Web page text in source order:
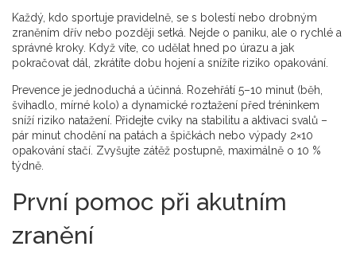
Každý, kdo sportuje pravidelně, se s bolestí nebo drobným
zraněním dřív nebo později setká. Nejde o paniku, ale o rychlé a
správné kroky. Když víte, co udělat hned po úrazu a jak
pokračovat dál, zkrátíte dobu hojení a snížíte riziko opakování.
Prevence je jednoduchá a účinná. Rozehřátí 5–10 minut (běh,
švihadlo, mírné kolo) a dynamické roztažení před tréninkem
sníží riziko natažení. Přidejte cviky na stabilitu a aktivaci svalů –
pár minut chodění na patách a špičkách nebo výpady 2×10
opakování stačí. Zvyšujte zátěž postupně, maximálně o 10 %
týdně.
První pomoc při akutním
zranění